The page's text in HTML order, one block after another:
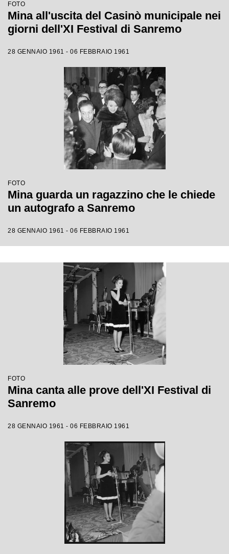
FOTO
Mina all'uscita del Casinò municipale nei
giorni dell'XI Festival di Sanremo
28 GENNAIO 1961 - 06 FEBBRAIO 1961
FOTO
Mina guarda un ragazzino che le chiede
un autografo a Sanremo
28 GENNAIO 1961 - 06 FEBBRAIO 1961
FOTO
Mina canta alle prove dell'XI Festival di
Sanremo
28 GENNAIO 1961 - 06 FEBBRAIO 1961